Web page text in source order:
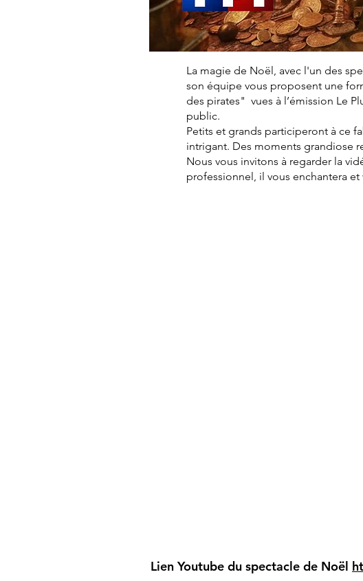
La magie de Noël, avec l'un des
son équipe vous proposent une
des pirates" vues à l’émission Le
public.
Petits et grands participeront à ce
intrigant. Des moments grandiose
Nous vous invitons à regarder la
professionnel, il vous enchantera et
Lien Youtube du spectacle de Noël